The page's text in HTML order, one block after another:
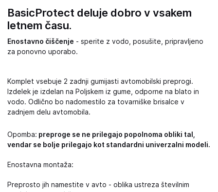
BasicProtect deluje dobro v vsakem
letnem času.
Enostavno čiščenje - sperite z vodo, posušite, pripravljeno
za ponovno uporabo.
Komplet vsebuje 2 zadnji gumijasti avtomobilski preprogi.
Izdelek je izdelan na Poljskem iz gume, odporne na blato in
vodo. Odlično bo nadomestilo za tovarniške brisalce v
zadnjem delu avtomobila.
Opomba: preproge se ne prilegajo popolnoma obliki tal,
vendar se bolje prilegajo kot standardni univerzalni modeli.
Enostavna montaža:
Preprosto jih namestite v avto - oblika ustreza številnim